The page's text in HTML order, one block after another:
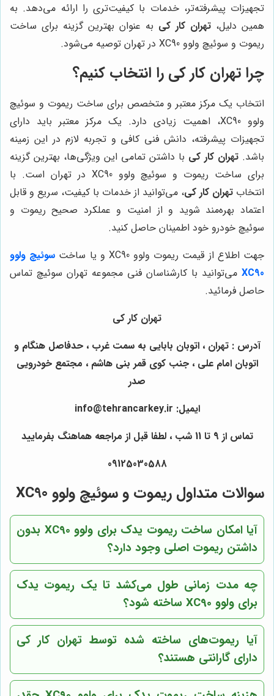
تجهیزات پیشرفته‌تر، خدمات با کیفیت‌تری را ارائه می‌دهد. به
همین دلیل، تهران کار کی به عنوان بهترین گزینه برای ساخت
ریموت و سوئیچ ولوو XC90 در تهران توصیه می‌شود.
چرا تهران کار کی را انتخاب کنیم؟
انتخاب یک مرکز معتبر و متخصص برای ساخت ریموت و سوئیچ
ولوو XC90، اهمیت زیادی دارد. یک مرکز معتبر باید دارای
تجهیزات پیشرفته، دانش فنی کافی و تجربه لازم در این زمینه
باشد. تهران کار کی با داشتن تمامی این ویژگی‌ها، بهترین گزینه
برای ساخت ریموت و سوئیچ ولوو XC90 در تهران است. با
انتخاب تهران کار کی، می‌توانید از خدمات با کیفیت، سریع و قابل
اعتماد بهره‌مند شوید و از امنیت و عملکرد صحیح ریموت و
سوئیچ خودرو خود اطمینان حاصل کنید.
جهت اطلاع از قیمت ریموت ولوو XC90 و یا ساخت
سوئیچ ولوو
XC90 می‌توانید با کارشناسان فنی مجموعه تهران سوئیچ تماس
حاصل فرمائید.
تهران کار کی
آدرس : تهران ، اتوبان بابایی به سمت غرب ، حدفاصل هنگام و
اتوبان امام علی ، جنب کوی قمر بنی هاشم ، مجتمع خودرویی
صدر
ایمیل: info@tehrancarkey.ir
تماس از 9 تا 11 شب ، لطفا قبل از مراجعه هماهنگ بفرمایید
09125030588
سوالات متداول ریموت و سوئیچ ولوو XC90
آیا امکان ساخت ریموت یدک برای ولوو XC90 بدون
داشتن ریموت اصلی وجود دارد؟
چه مدت زمانی طول می‌کشد تا یک ریموت یدک
برای ولوو XC90 ساخته شود؟
آیا ریموت‌های ساخته شده توسط تهران کار کی
دارای گارانتی هستند؟